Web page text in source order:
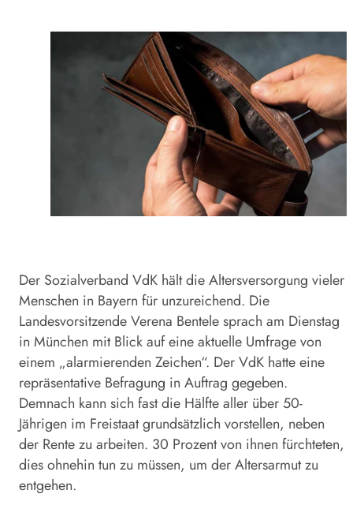
Der Sozialverband VdK hält die Altersversorgung vieler
Menschen in Bayern für unzureichend. Die
Landesvorsitzende Verena Bentele sprach am Dienstag
in München mit Blick auf eine aktuelle Umfrage von
einem „alarmierenden Zeichen“. Der VdK hatte eine
repräsentative Befragung in Auftrag gegeben.
Demnach kann sich fast die Hälfte aller über 50-
Jährigen im Freistaat grundsätzlich vorstellen, neben
der Rente zu arbeiten. 30 Prozent von ihnen fürchteten,
dies ohnehin tun zu müssen, um der Altersarmut zu
entgehen.